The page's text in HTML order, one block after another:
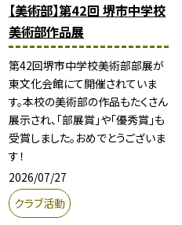
【美術部】第42回 堺市中学校
美術部作品展
第42回堺市中学校美術部部展が
東文化会館にて開催されていま
す。本校の美術部の作品もたくさん
展示され、「部展賞」や「優秀賞」も
受賞しました。おめでとうございま
す！
2026/07/27
クラブ活動